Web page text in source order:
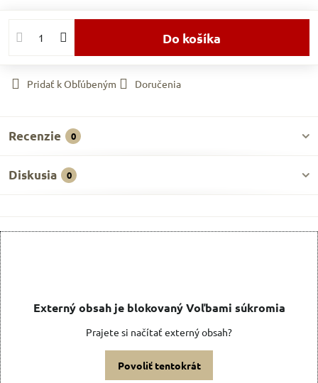
Do košíka
Pridať k Obľúbeným Doručenia
Recenzie 0
Diskusia 0
Externý obsah je blokovaný Voľbami súkromia
Prajete si načítať externý obsah?
Povoliť tentokrát